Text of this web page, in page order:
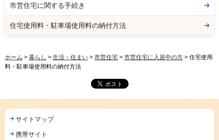
市営住宅に関する手続き
住宅使用料・駐車場使用料の納付方法
ホーム > 暮らし > 生活・住まい > 市営住宅 > 市営住宅に入居中の方 > 住宅使用
料・駐車場使用料の納付方法
サイトマップ
携帯サイト